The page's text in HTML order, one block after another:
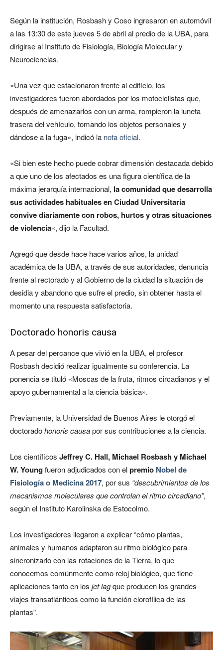
Según la institución, Rosbash y Coso ingresaron en automóvil
a las 13:30 de este jueves 5 de abril al predio de la UBA, para
dirigirse al Instituto de Fisiología, Biología Molecular y
Neurociencias.
«Una vez que estacionaron frente al edificio, los
investigadores fueron abordados por los motociclistas que,
después de amenazarlos con un arma, rompieron la luneta
trasera del vehículo, tomando los objetos personales y
dándose a la fuga», indicó la nota oficial.
«Si bien este hecho puede cobrar dimensión destacada debido
a que uno de los afectados es una figura científica de la
máxima jerarquía internacional, la comunidad que desarrolla
sus actividades habituales en Ciudad Universitaria
convive diariamente con robos, hurtos y otras situaciones
de violencia«, dijo la Facultad.
Agregó que desde hace hace varios años, la unidad
académica de la UBA, a través de sus autoridades, denuncia
frente al rectorado y al Gobierno de la ciudad la situación de
desidia y abandono que sufre el predio, sin obtener hasta el
momento una respuesta satisfactoria.
Doctorado honoris causa
A pesar del percance que vivió en la UBA, el profesor
Rosbash decidió realizar igualmente su conferencia. La
ponencia se tituló «Moscas de la fruta, ritmos circadianos y el
apoyo gubernamental a la ciencia básica».
Previamente, la Universidad de Buenos Aires le otorgó el
doctoradohonoris causapor sus contribuciones a la ciencia.
Los científicos Jeffrey C. Hall, Michael Rosbash y Michael
W. Youngfueron adjudicados con elpremio Nobel de
Fisiología o Medicina 2017, por sus “descubrimientos de los
mecanismos moleculares que controlan el ritmo circadiano”,
según el Instituto Karolinska de Estocolmo.
Los investigadores llegaron a explicar “cómo plantas,
animales y humanos adaptaron su ritmo biológico para
sincronizarlo con las rotaciones de la Tierra, lo que
conocemos comúnmente como reloj biológico, que tiene
aplicaciones tanto en los jet lagque producen los grandes
viajes transatlánticos como la función clorofílica de las
plantas”.